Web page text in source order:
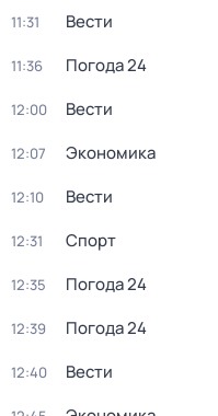
11:31 Вести
11:36 Погода 24
12:00 Вести
12:07 Экономика
12:10 Вести
12:31 Спорт
12:35 Погода 24
12:39 Погода 24
12:40 Вести